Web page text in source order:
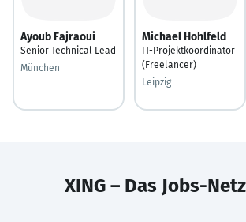
Ayoub Fajraoui
Senior Technical Lead
München
Michael Hohlfeld
IT-Projektkoordinator
(Freelancer)
Leipzig
XING – Das Jobs-